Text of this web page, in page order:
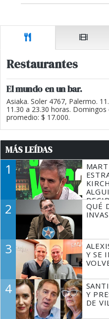
Restaurantes
El mundo en un bar.
Asiaka. Soler 4767, Palermo.
11.30 a 23.30 horas.
promedio: $ 17.000.
MÁS LEÍDAS
1
2
QUÉ
3
Y SE
4
Y
DE